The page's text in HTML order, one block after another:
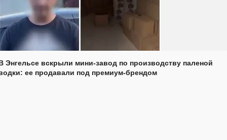
Энгельсе вскрыли мини-завод по производству паленой
ее продавали под премиум-брендом